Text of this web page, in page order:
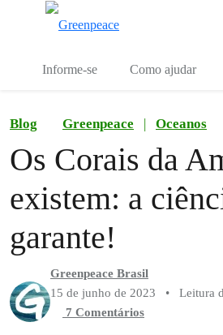
Informe-se Como ajudar
Blog Greenpeace | Oceanos
Os Corais da
existem: a
garante!
Greenpeace Brasil
15 de junho de 2023
• Leitura
7 Comentários